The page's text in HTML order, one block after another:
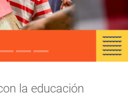
PT
la educación